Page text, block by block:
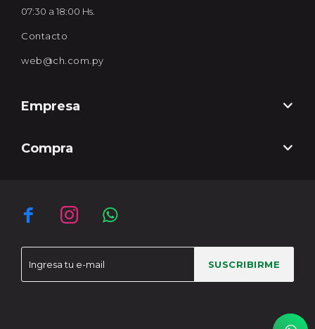
  
SUSCRIBIRME
07:30 a 18:00 Hs.
Contacto
web@ch.com.py
Empresa
Compra